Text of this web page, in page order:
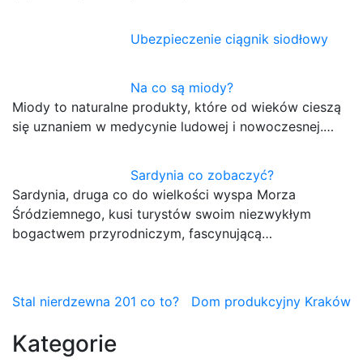
Ubezpieczenie ciągnik siodłowy
Na co są miody?
Miody to naturalne produkty, które od wieków cieszą
się uznaniem w medycynie ludowej i nowoczesnej.…
Sardynia co zobaczyć?
Sardynia, druga co do wielkości wyspa Morza
Śródziemnego, kusi turystów swoim niezwykłym
bogactwem przyrodniczym, fascynującą…
Nawigacja
wpisu
Stal nierdzewna 201 co to? Dom produkcyjny Kraków
Kategorie